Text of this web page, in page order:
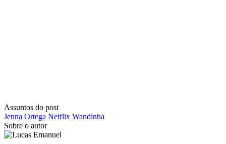
Assuntos do post
Jenna Ortega Netflix Wandinha
Sobre o autor